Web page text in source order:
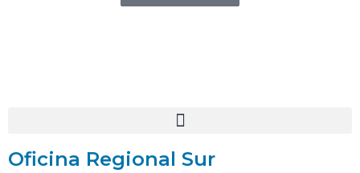
Oficina Regional Sur